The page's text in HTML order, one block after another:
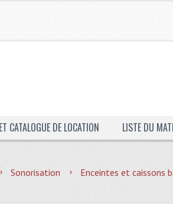
CATALOGUE DE LOCATION LISTE DU
Sonorisation Enceintes et caissons